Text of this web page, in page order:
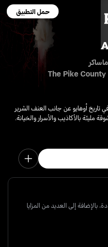
حمل التطبيق
The Pike
أوهايو عن جانب العنف الشرير
بالأكاذيب والأسرار والخيانة.
إلى العديد من المزايا